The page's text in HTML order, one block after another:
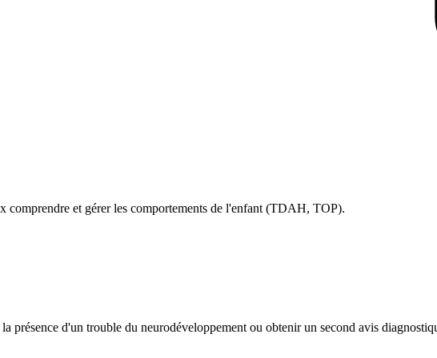
comprendre et gérer les comportements de l'enfant (TDAH, TOP).
d'un trouble du neurodéveloppement ou obtenir un second avis